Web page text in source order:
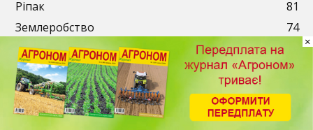
Ріпак
81
Землеробство
74
Публікації Рекламодавцям Передплата Контакти
×